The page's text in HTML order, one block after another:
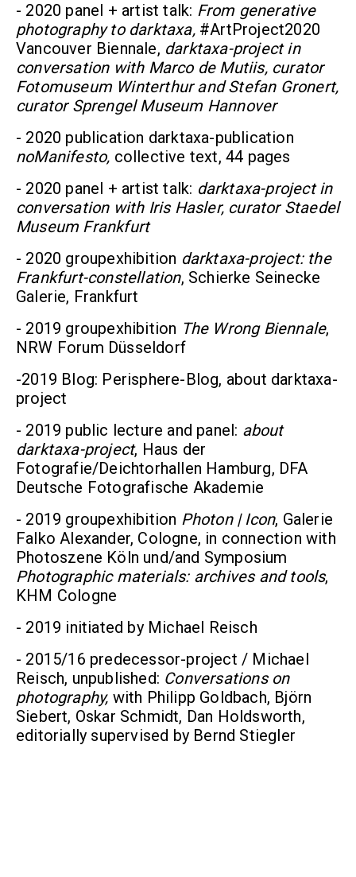
- 2020 panel + artist talk: From generative
photography to darktaxa, #ArtProject2020
Vancouver Biennale, darktaxa-project in
conversation with Marco de Mutiis, curator
Fotomuseum Winterthur and Stefan Gronert,
curator Sprengel Museum Hannover
- 2020 publication darktaxa-publication
noManifesto, collective text, 44 pages
- 2020 panel + artist talk: darktaxa-project in
conversation with Iris Hasler, curator Staedel
Museum Frankfurt
- 2020 groupexhibition darktaxa-project: the
Frankfurt-constellation, Schierke Seinecke
Galerie, Frankfurt
- 2019 groupexhibition The Wrong Biennale,
NRW Forum Düsseldorf
-2019 Blog: Perisphere-Blog, about darktaxa-
project
- 2019 public lecture and panel: about
darktaxa-project, Haus der
Fotografie/Deichtorhallen Hamburg, DFA
Deutsche Fotografische Akademie
- 2019 groupexhibition Photon | Icon, Galerie
Falko Alexander, Cologne, in connection with
Photoszene Köln und/and Symposium
Photographic materials: archives and tools,
KHM Cologne
- 2019 initiated by Michael Reisch
- 2015/16 predecessor-project / Michael
Reisch, unpublished: Conversations on
photography, with Philipp Goldbach, Björn
Siebert, Oskar Schmidt, Dan Holdsworth,
editorially supervised by Bernd Stiegler